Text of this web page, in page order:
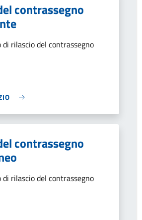
contrassegno
di rilascio del contrassegno
contrassegno
di rilascio del contrassegno